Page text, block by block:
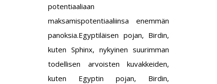
potentiaaliaan
maksamispotentiaaliinsa enemmän
panoksia.Egyptiläisen pojan, Birdin,
kuten Sphinx, nykyinen suurimman
todellisen arvoisten kuvakkeiden,
kuten Egyptin pojan, Birdin,